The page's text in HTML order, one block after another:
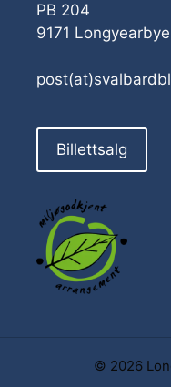
PB 204
9171
Billettsalg
© 2026